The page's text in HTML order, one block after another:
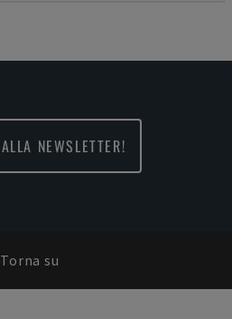
NEWSLETTER!
Torna su